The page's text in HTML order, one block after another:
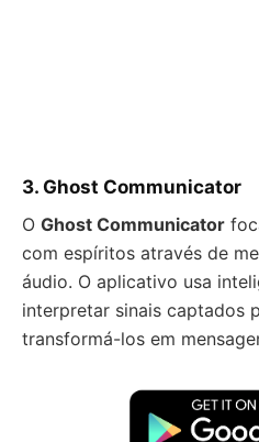
3. Ghost Communicator
O Ghost Communicator
com espíritos através de
áudio. O aplicativo usa
interpretar sinais captados
transformá-los em